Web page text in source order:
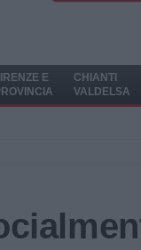
E
CHIANTI
VALDELSA